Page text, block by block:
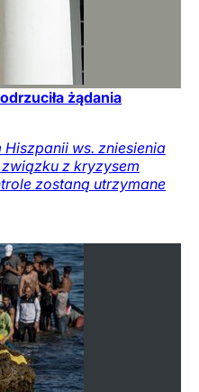
żądania
Hiszpanii ws. zniesienia
z kryzysem
zostaną utrzymane